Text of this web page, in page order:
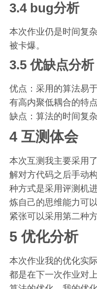
3.4 bug分析
本次作业仍是时间复
被卡爆。
3.5 优缺点分析
优点：采用的算法易
有高内聚低耦合的特点
缺点：算法的时间复杂
4 互测体会
本次互测我主要采用
解对方代码之后手动
种方式是采用评测机
炼自己的思维能力可
紧张可以采用第二种
5 优化分析
本次作业我的优化实
都是在下一次作业对